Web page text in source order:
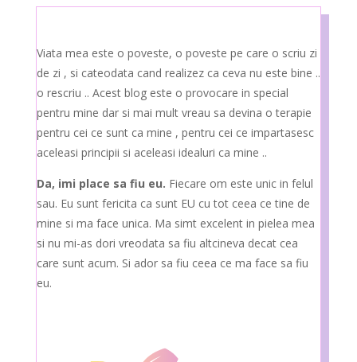
Viata mea este o poveste, o poveste pe care o scriu zi
de zi , si cateodata cand realizez ca ceva nu este bine ..
o rescriu .. Acest blog este o provocare in special
pentru mine dar si mai mult vreau sa devina o terapie
pentru cei ce sunt ca mine , pentru cei ce impartasesc
aceleasi principii si aceleasi idealuri ca mine ..
Da, imi place sa fiu eu. Fiecare om este unic in felul
sau. Eu sunt fericita ca sunt EU cu tot ceea ce tine de
mine si ma face unica. Ma simt excelent in pielea mea
si nu mi-as dori vreodata sa fiu altcineva decat cea
care sunt acum. Si ador sa fiu ceea ce ma face sa fiu
eu.